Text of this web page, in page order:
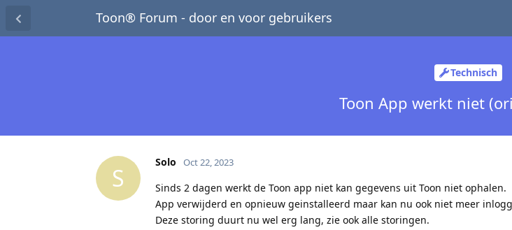
Toon® Forum - door en voor gebruikers
Technisch
Toon App werkt niet
S
Solo Oct 22, 2023
Sinds 2 dagen werkt de Toon app niet kan gegevens uit Toon niet ophalen.
App verwijderd en opnieuw geinstalleerd maar kan nu ook niet meer
Deze storing duurt nu wel erg lang, zie ook alle storingen.